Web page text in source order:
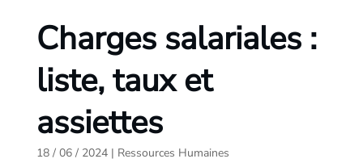
Charges salariales :
liste, taux et
assiettes
18 / 06 / 2024| Ressources Humaines